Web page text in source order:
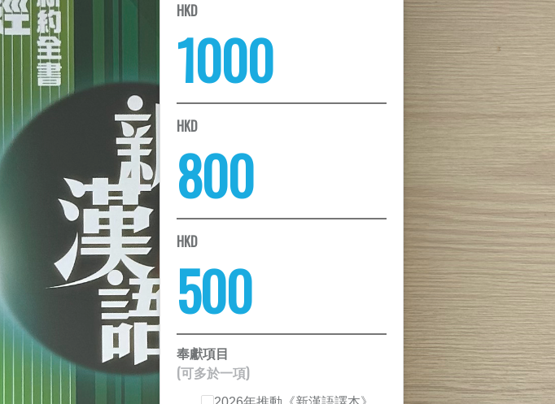
HKD
1000
HKD
800
HKD
500
奉獻項目
(可多於一項)